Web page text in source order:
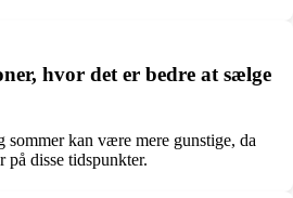
hvor det er bedre at sælge
kan være mere gunstige, da
disse tidspunkter.